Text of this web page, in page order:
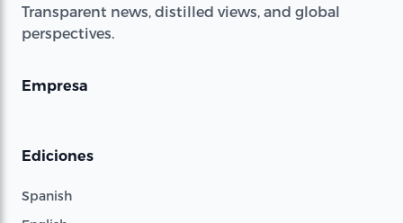
Transparent news, distilled views, and global
perspectives.
Empresa
Ediciones
Spanish